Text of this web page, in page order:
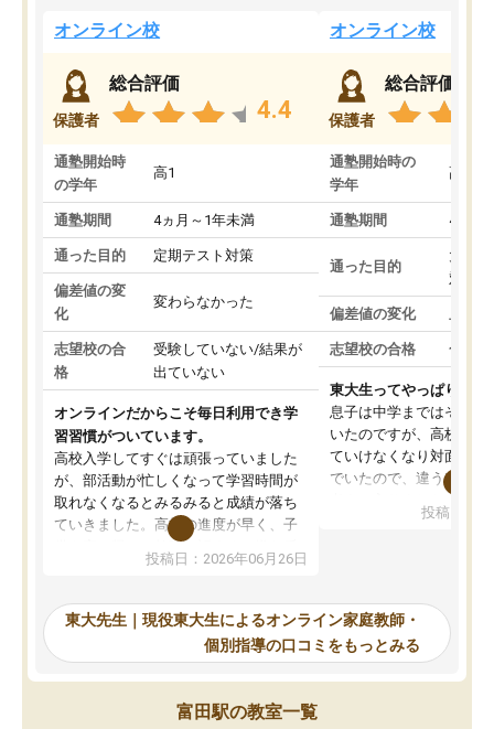
オンライン校
保護者
総合評価
4.4
通塾開始時
の学年
高1
通塾期間 4ヵ月～1年未満
通った目的 定期テスト対策
偏差値の変
化
変わらなかった
志望校の合
格
受験していない/結果が
出ていない
オンラインだからこそ毎日利用でき学
習習慣がついています。
高校入学してすぐは頑張っていました
が、部活動が忙しくなって学習時間が
取れなくなるとみるみると成績が落ち
ていきました。高校の進度が早く、子
供も家に帰って勉強の話すると嫌な反
応を示します。東大先生にお願いして
れるので、親としても安心です。毎日
使える自習室とかもあり、わからない
ところがあれば先生が回答してくれる
のも重宝しています。
投稿日：2026年06月26日
オンライン校
保護者
総合評価
通塾開始時の
学年
高3
通塾期間 4ヵ月
通った目的
大学
対策
偏差値の変化 上が
志望校の合格 合格
東大生ってやっぱりすご
息子は中学まではそこそ
いたのですが、高校に入
ていけなくなり対面の塾
でいたので、違うアプロ
で、当初は模試でD判定
自習室が毎日使えていつ
るのが心強かったよう
謝です。
投稿日：
東大先生｜現役東大生によるオンライン家庭教師・
個別指導の口コミをもっとみる
富田駅の教室一覧